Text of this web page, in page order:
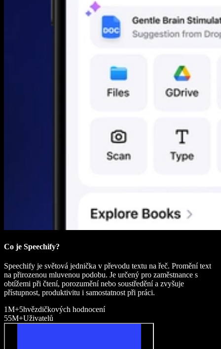
Co je Speechify?
Speechify je světová jednička v převodu textu na řeč. Promění text
na přirozenou mluvenou podobu. Je určený pro zaměstnance s
obtížemi při čtení, porozumění nebo soustředění a zvyšuje
přístupnost, produktivitu i samostatnost při práci.
1M+5hvězdičkových hodnocení
55M+Uživatelů